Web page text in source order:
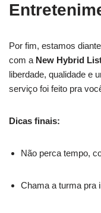
Por fim, estamos
com a New Hybrid
liberdade, qualidade e
serviço foi feito pra
Dicas finais:
Não perca tempo,
Chama a turma pra